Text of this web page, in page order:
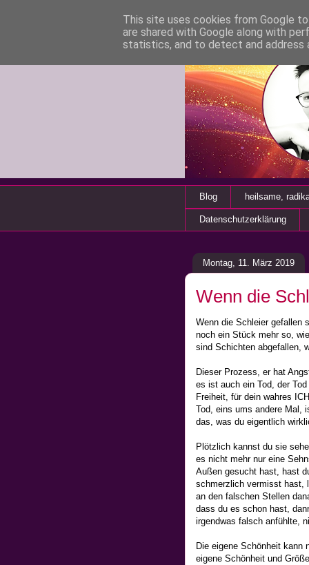
Blog heilsame,
Datenschutzerklärung
Montag, 11. März 2019
Wenn die
Wenn die Schleier gefallen
noch ein Stück mehr so,
sind Schichten abgefallen,
Dieser Prozess, er hat
es ist auch ein Tod, der
Freiheit, für dein wahres
Tod, eins ums andere Mal,
das, was du eigentlich
Plötzlich kannst du sie
es nicht mehr nur eine
Außen gesucht hast, hast
schmerzlich vermisst hast,
an den falschen Stellen
dass du es schon hast,
irgendwas falsch anfühlte,
Die eigene Schönheit kann
eigene Schönheit und
This site uses cookies from Google
are shared with Google along with
statistics, and to detect and address